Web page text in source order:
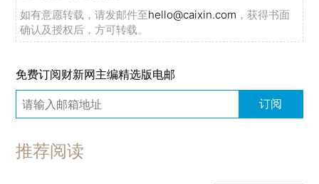
如有意愿转载，请发邮件至hello@caixin.com ，获得书面
确认及授权后，方可转载。
免费订阅财新网主编精选版电邮
订阅
推荐阅读